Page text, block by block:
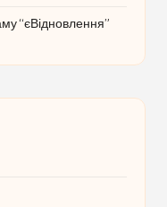
“єВідновлення”